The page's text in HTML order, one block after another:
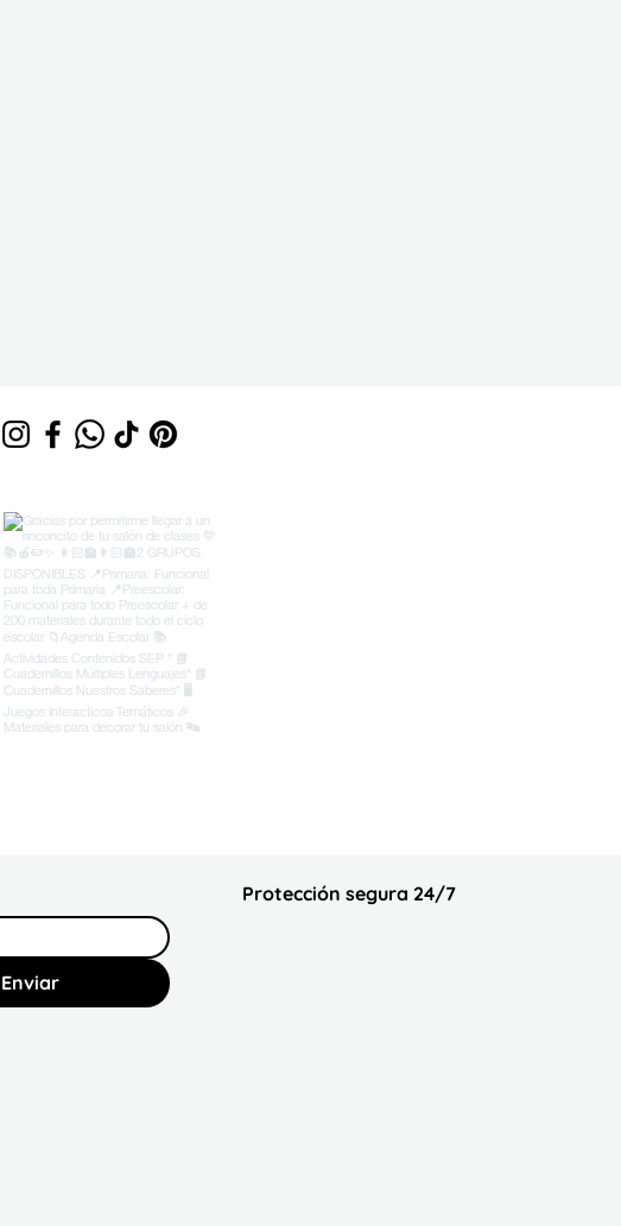
Enviar
Protección segura 24/7